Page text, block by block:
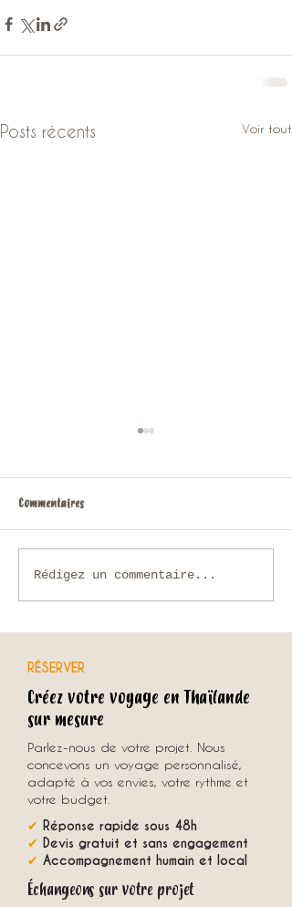
Posts récents Voir tout
Voyage sur mesure en Thaïlande :
comment organiser un séjour
Commentaires
Rédigez un commentaire...
RÉSERVER
Créez votre voyage en Thaïlande
sur mesure
Parlez-nous de votre projet. Nous
concevons un voyage personnalisé,
adapté à vos envies, votre rythme et
votre budget.
✔ Réponse rapide sous 48h
✔ Devis gratuit et sans engagement
✔ Accompagnement humain et local
Échangeons sur votre projet